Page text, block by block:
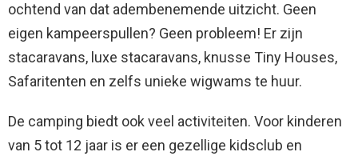
ochtend van dat adembenemende uitzicht. Geen
eigen kampeerspullen? Geen probleem! Er zijn
stacaravans, luxe stacaravans, knusse Tiny Houses,
Safaritenten en zelfs unieke wigwams te huur.
De camping biedt ook veel activiteiten. Voor kinderen
van 5 tot 12 jaar is er een gezellige kidsclub en